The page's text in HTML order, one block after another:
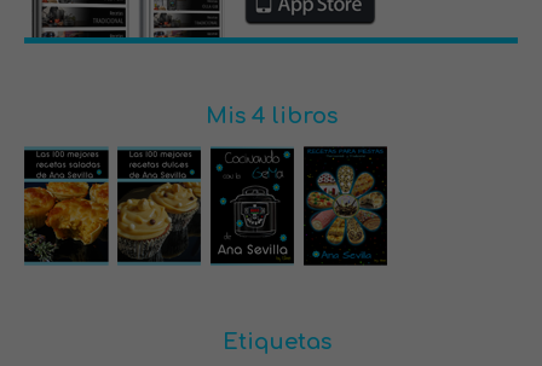
Mis 4 libros
Etiquetas